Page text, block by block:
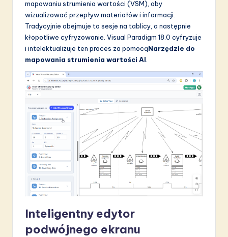
mapowaniu strumienia wartości (VSM), aby
wizualizować przepływ materiałów i informacji.
Tradycyjnie obejmuje to sesje na tablicy, a następnie
kłopotliwe cyfryzowanie. Visual Paradigm 18.0 cyfryzuje
i intelektualizuje ten proces za pomocąNarzędzie do
mapowania strumienia wartości AI
Inteligentny edytor
podwójnego ekranu